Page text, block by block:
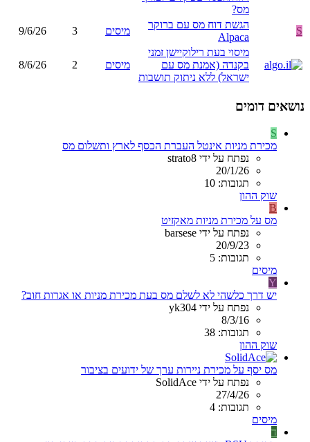
מס?
S
הגשת דוח מס עם ברוקר
Alpaca
מיסים 3
9/6/26
מיסוי בעת רילוקיישן זמני
בקנדה (אמנת מס עם
ישראל) ללא ניתוק תושבות
מיסים 2
8/6/26
נושאים דומים
S
מכירת מניות אינטל העברת הכסף לארץ ותשלום מס
נפתח על ידי strato8
20/1/26
תגובות: 10
שוק ההון
B
מס על מכירת מניות מאקזיט
נפתח על ידי barsese
20/9/23
תגובות: 5
מיסים
Y
יש דרך כלשהי לא לשלם מס בעת מכירת מניות או אגרות חוב?
נפתח על ידי yk304
8/3/16
תגובות: 38
שוק ההון
מס יסף על מכירת ניירות ערך של ידועים בציבור
נפתח על ידי SolidAce
27/4/26
תגובות: 4
מיסים
ד